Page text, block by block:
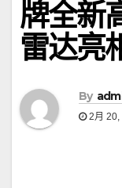
牌全新
雷达亮
By
2月 20,